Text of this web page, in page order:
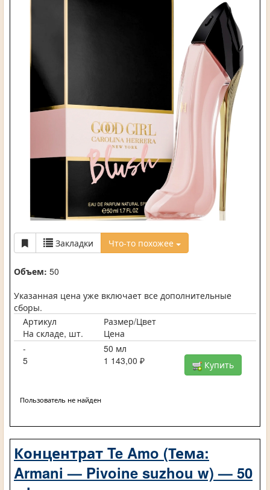
Закладки Что-то похожее
Объем: 50
Указанная цена уже включает все дополнительные
сборы.
Артикул
Размер/Цвет
На складе, шт.
Цена
-
50 мл
5
1 143,00 ₽ Купить
Пользователь не найден
Концентрат Te Amo (Тема:
Armani — Pivoine suzhou w​) — 50